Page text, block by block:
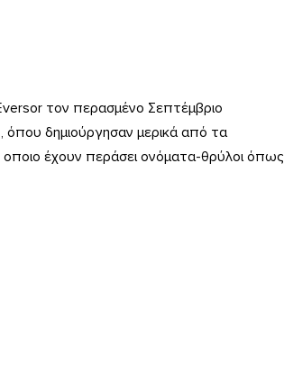
τον περασμένο Σεπτέμβριο
δημιούργησαν μερικά από τα
έχουν περάσει ονόματα-θρύλοι όπως